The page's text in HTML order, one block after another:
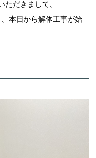
ただきまして、
本日から解体工事が始